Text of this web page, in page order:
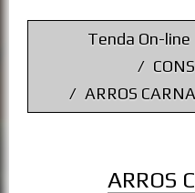
Tenda On-line
ARROS
ARROS